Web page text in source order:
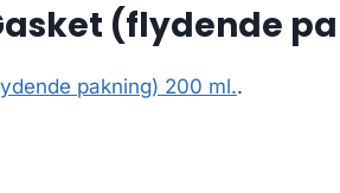
(flydende
pakning) 200 ml..